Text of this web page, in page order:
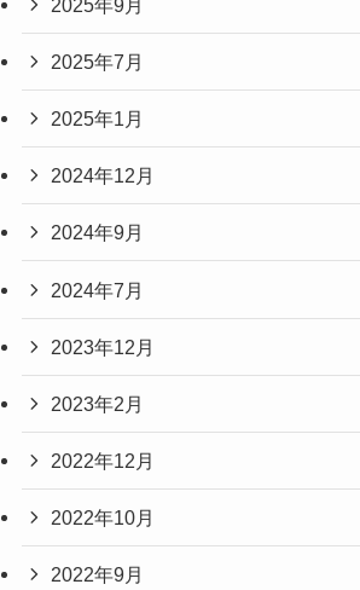
2025年7月
2025年1月
2024年12月
2024年9月
2024年7月
2023年12月
2023年2月
2022年12月
2022年10月
2022年9月